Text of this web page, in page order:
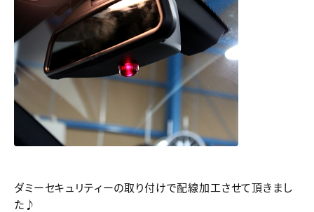
ダミーセキュリティーの取り付けで配線加工させて頂きまし
た♪